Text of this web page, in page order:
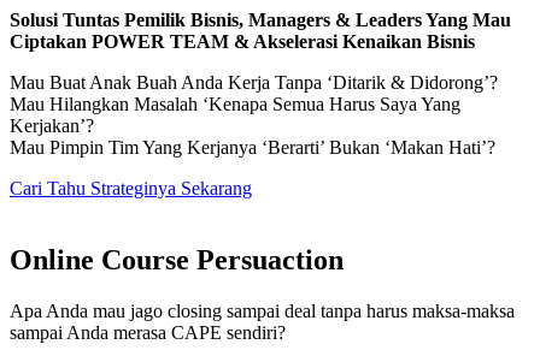
Solusi Tuntas Pemilik Bisnis, Managers & Leaders Yang Mau
Ciptakan POWER TEAM & Akselerasi Kenaikan Bisnis
Mau Buat Anak Buah Anda Kerja Tanpa ‘Ditarik & Didorong’?
Mau Hilangkan Masalah ‘Kenapa Semua Harus Saya Yang
Kerjakan’?
Mau Pimpin Tim Yang Kerjanya ‘Berarti’ Bukan ‘Makan Hati’?
Cari Tahu Strateginya Sekarang
Online Course Persuaction
Apa Anda mau jago closing sampai deal tanpa harus maksa-maksa
sampai Anda merasa CAPE sendiri?